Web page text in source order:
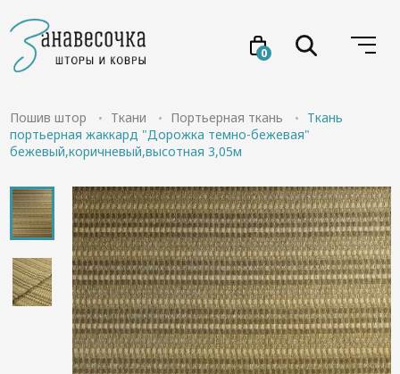
0
Услуги
Акции
Проекты
О нас
Отзывы
Пошив штор Ткани Портьерная ткань
Ткань
портьерная жаккард "Дорожка темно-бежевая"
бежевый,коричневый,высотная 3,05м